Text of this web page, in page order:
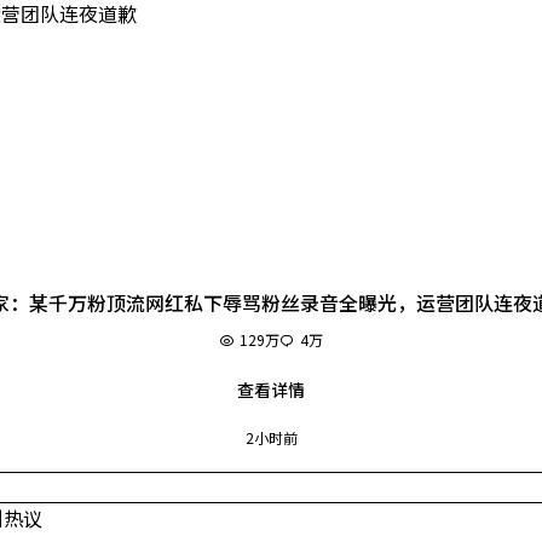
：某千万粉顶流网红私下辱骂粉丝录音全曝光，运营团队连夜
129万 4万
查看详情
2小时前